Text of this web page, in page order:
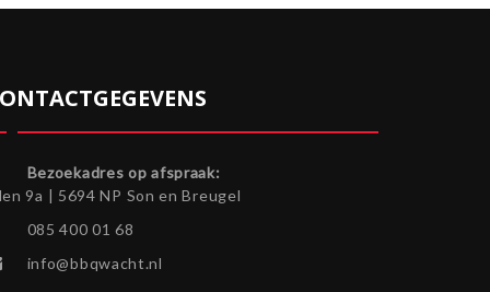
Bezoekadres op afspraak:
9a | 5694 NP Son en Breugel
085 400 01 68
info@bbqwacht.nl